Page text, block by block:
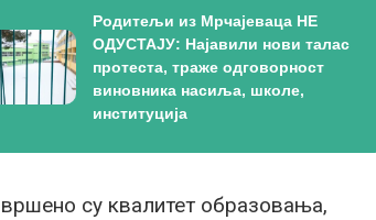
Родитељи из Мрчајеваца НЕ
ОДУСТАЈУ: Најавили нови талас
протеста, траже одговорност
виновника насиља, школе,
институција
су квалитет образовања,